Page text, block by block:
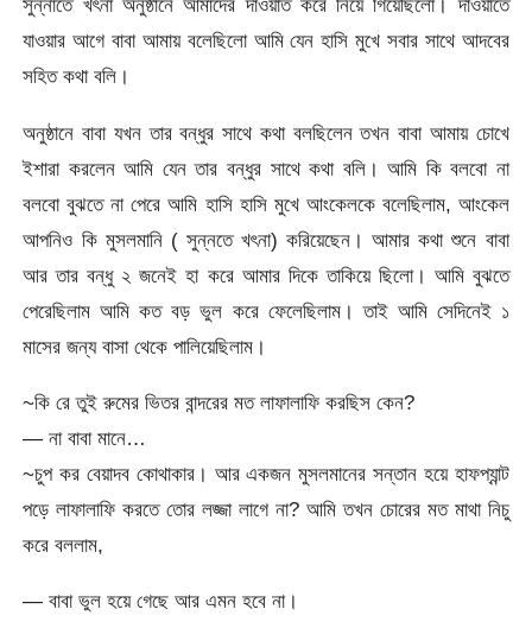
সুন্নাতে খৎনা অনুষ্ঠানে আমাদের দাওয়াত করে নিয়ে গিয়েছিলো। দাওয়াতে
যাওয়ার আগে বাবা আমায় বলেছিলো আমি যেন হাসি মুখে সবার সাথে আদবের
সহিত কথা বলি।
অনুষ্ঠানে বাবা যখন তার বন্ধুর সাথে কথা বলছিলেন তখন বাবা আমায় চোখে
ইশারা করলেন আমি যেন তার বন্ধুর সাথে কথা বলি। আমি কি বলবো না
বলবো বুঝতে না পেরে আমি হাসি হাসি মুখে আংকেলকে বলেছিলাম, আংকেল
আপনিও কি মুসলমানি ( সুন্নতে খৎনা) করিয়েছেন। আমার কথা শুনে বাবা
আর তার বন্ধু ২ জনেই হা করে আমার দিকে তাকিয়ে ছিলো। আমি বুঝতে
পেরেছিলাম আমি কত বড় ভুল করে ফেলেছিলাম। তাই আমি সেদিনেই ১
মাসের জন্য বাসা থেকে পালিয়েছিলাম।
~কি রে তুই রুমের ভিতর বান্দরের মত লাফালাফি করছিস কেন?
— না বাবা মানে…
~চুপ কর বেয়াদব কোথাকার। আর একজন মুসলমানের সন্তান হয়ে হাফপ্যান্ট
পড়ে লাফালাফি করতে তোর লজ্জা লাগে না? আমি তখন চোরের মত মাথা নিচু
করে বললাম,
— বাবা ভুল হয়ে গেছে আর এমন হবে না।